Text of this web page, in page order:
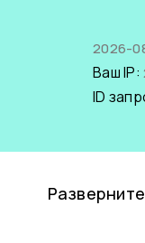
2026-
Ваш IP:
ID